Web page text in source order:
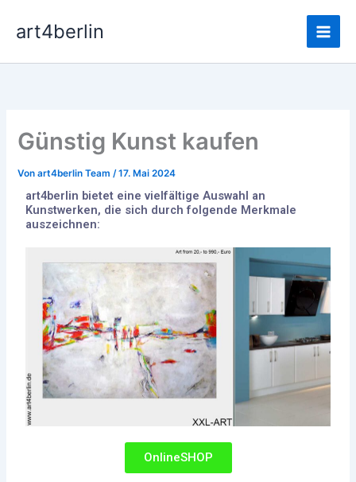
Inhaltart4berlin
Main
Günstig Kunst kaufen
Vonart4berlin Team/17. Mai 2024
art4berlin bietet eine vielfältige Auswahl an
Kunstwerken, die sich durch folgende Merkmale
auszeichnen:
OnlineSHOP